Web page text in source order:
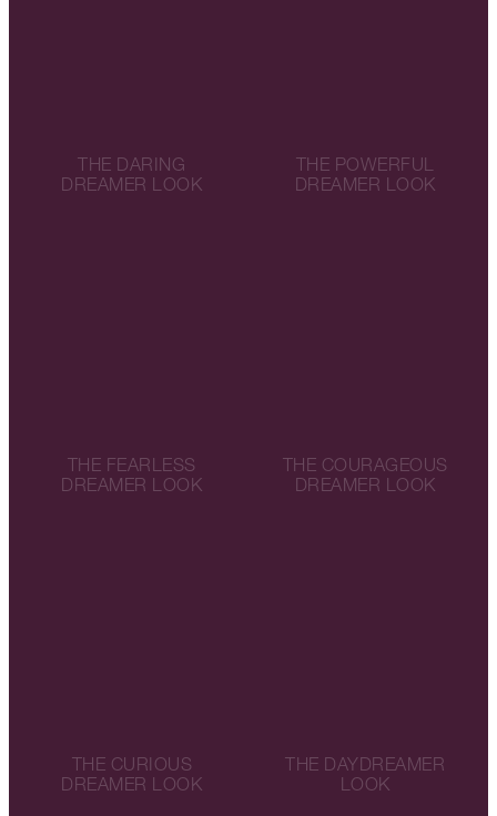
THE DARING
DREAMER LOOK
THE POWERFUL
DREAMER LOOK
THE FEARLESS
DREAMER LOOK
THE COURAGEOUS
DREAMER LOOK
THE CURIOUS
DREAMER LOOK
THE DAYDREAMER
LOOK